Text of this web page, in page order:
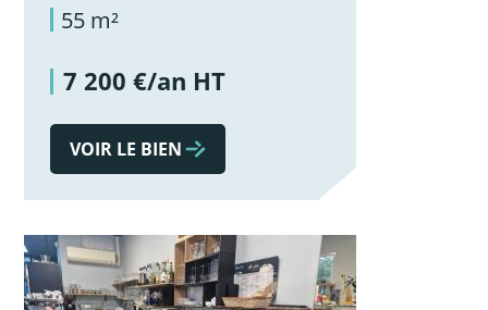
55 m²
7 200 €/an HT
VOIR LE BIEN